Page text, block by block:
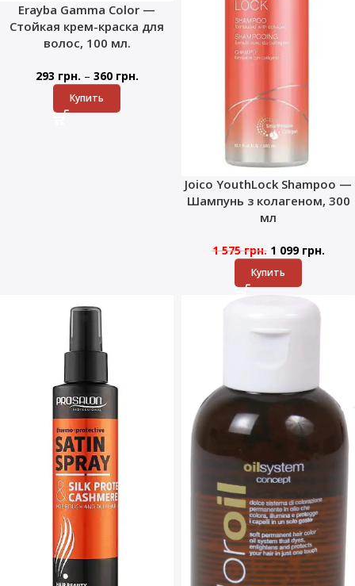
Erayba Gamma Color —
Стойкая крем-краска для
волос, 100 мл.
293 грн. – 360 грн.
Купить
Joico YouthLock Shampoo —
Шампунь з колагеном, 300
мл
1 575грн. 1 099 грн.
Купить